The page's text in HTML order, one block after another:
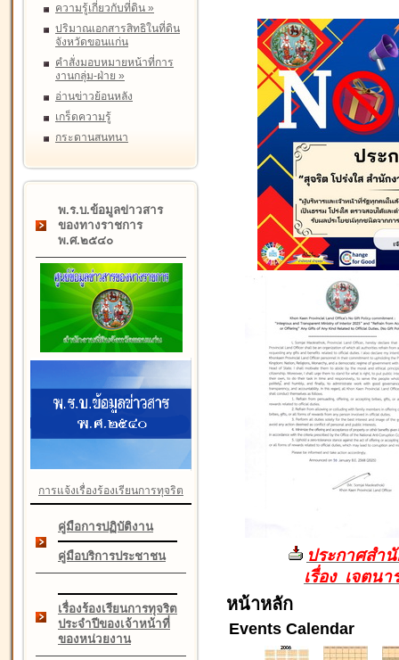
ความรู้เกี่ยวกับที่ดิน »
ปริมาณเอกสารสิทธิในที่ดิน
จังหวัดขอนแก่น
คำสั่งมอบหมายหน้าที่การ
งานกลุ่ม-ฝ่าย »
อ่านข่าวย้อนหลัง
เกร็ดความรู้
กระดานสนทนา
พ.ร.บ.ข้อมูลข่าวสาร
ของทางราชการ
พ.ศ.๒๕๔๐
การแจ้งเรื่องร้องเรียนการทุจริต
คู่มือการปฏิบัติงาน
คู่มือบริการประชาชน
เรื่องร้องเรียนการทุจริต
ประจำปีของเจ้าหน้าที่
ของหน่วยงาน
ประกาศสำ
เรื่อง เจตน
หน้าหลัก
Events Calendar